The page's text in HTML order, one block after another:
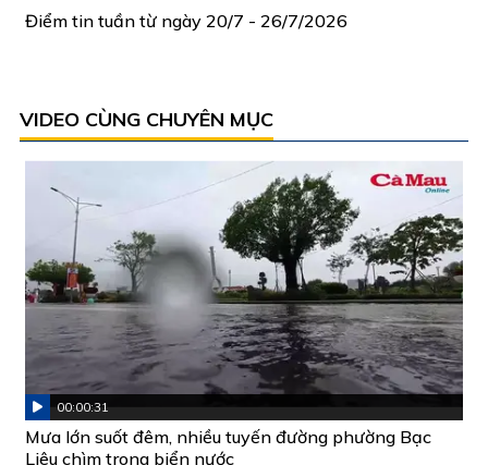
Điểm tin tuần từ ngày 20/7 - 26/7/2026
VIDEO CÙNG CHUYÊN MỤC
00:00:31
Mưa lớn suốt đêm, nhiều tuyến đường phường Bạc
Liêu chìm trong biển nước